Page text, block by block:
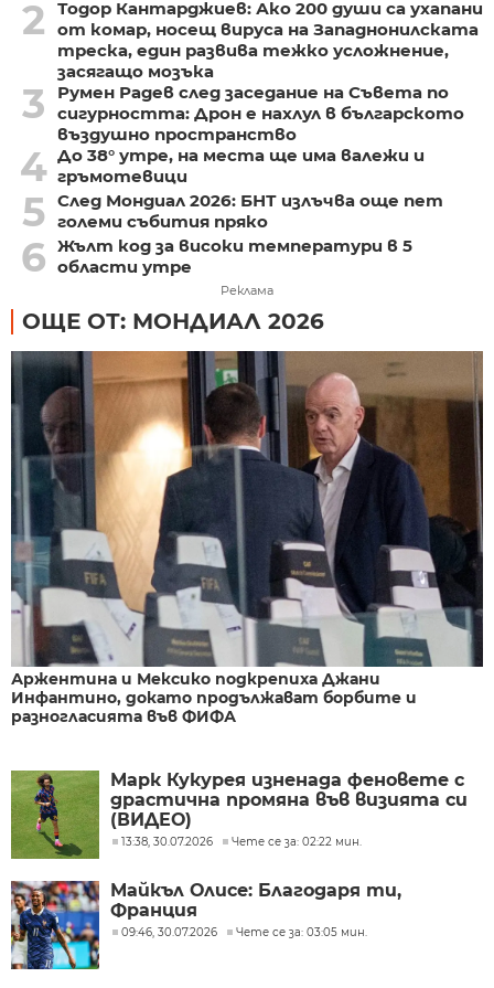
2
Тодор Кантарджиев: Ако 200 души са ухапани
от комар, носещ вируса на Западнонилската
треска, един развива тежко усложнение,
засягащо мозъка
3
Румен Радев след заседание на Съвета по
сигурността: Дрон е нахлул в българското
въздушно пространство
4 До 38° утре, на места ще има валежи и
гръмотевици
5 След Мондиал 2026: БНТ излъчва още пет
големи събития пряко
6 Жълт код за високи температури в 5
области утре
Реклама
ОЩЕ ОТ: МОНДИАЛ 2026
Аржентина и Мексико подкрепиха Джани
Инфантино, докато продължават борбите и
разногласията във ФИФА
Марк Кукурея изненада феновете с
драстична промяна във визията си
(ВИДЕО)
13:38, 30.07.2026 Чете се за: 02:22 мин.
Майкъл Олисе: Благодаря ти,
Франция
09:46, 30.07.2026 Чете се за: 03:05 мин.